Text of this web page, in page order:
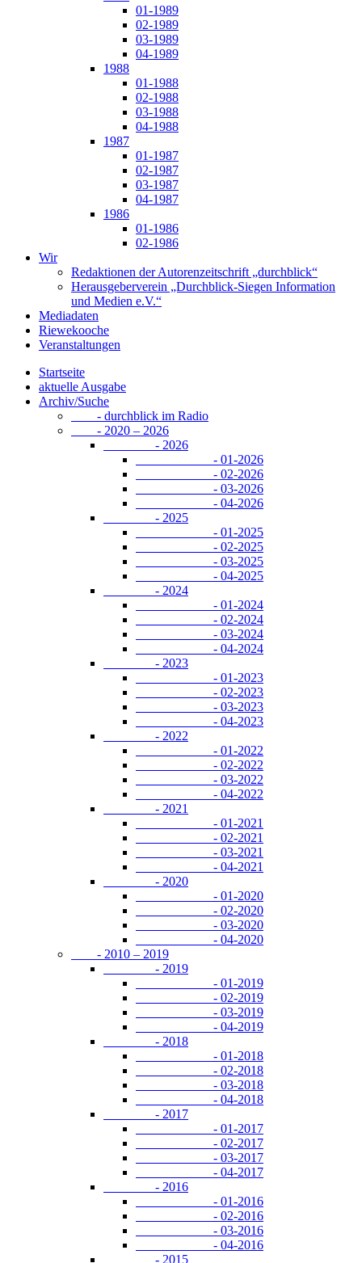
01-1989
02-1989
03-1989
04-1989
1988
01-1988
02-1988
03-1988
04-1988
1987
01-1987
02-1987
03-1987
04-1987
1986
01-1986
02-1986
Wir
Redaktionen der Autorenzeitschrift „durchblick“
Herausgeberverein „Durchblick-Siegen Information
und Medien e.V.“
Mediadaten
Riewekooche
Veranstaltungen
Startseite
aktuelle Ausgabe
Archiv/Suche
- durchblick im Radio
- 2020 – 2026
- 2026
- 01-2026
- 02-2026
- 03-2026
- 04-2026
- 2025
- 01-2025
- 02-2025
- 03-2025
- 04-2025
- 2024
- 01-2024
- 02-2024
- 03-2024
- 04-2024
- 2023
- 01-2023
- 02-2023
- 03-2023
- 04-2023
- 2022
- 01-2022
- 02-2022
- 03-2022
- 04-2022
- 2021
- 01-2021
- 02-2021
- 03-2021
- 04-2021
- 2020
- 01-2020
- 02-2020
- 03-2020
- 04-2020
- 2010 – 2019
- 2019
- 01-2019
- 02-2019
- 03-2019
- 04-2019
- 2018
- 01-2018
- 02-2018
- 03-2018
- 04-2018
- 2017
- 01-2017
- 02-2017
- 03-2017
- 04-2017
- 2016
- 01-2016
- 02-2016
- 03-2016
- 04-2016
- 2015